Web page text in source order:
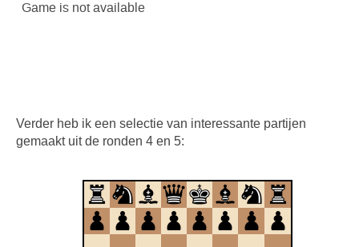
Verder heb ik een selectie van interessante partijen
gemaakt uit de ronden 4 en 5: